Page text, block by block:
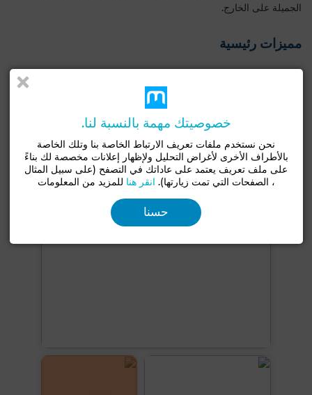
الجميلة على الخارج.
مميزات رئيسية
بحالة جيدة / صالح للسكن
شاهد المزيد من الصور
خصوصيتك مهمة بالنسبة لنا.
نحن نستخدم ملفات تعريف الارتباط الخاصة بنا وتلك الخاصة
بالأطراف الأخرى لأغراض التحليل ولإظهار إعلانات مخصصة لك بناءً
على ملف تعريف يعتمد على عاداتك في التصفح (على سبيل المثال
، الصفحات التي تمت زيارتها). انقر هنا للمزيد من المعلومات
حسنا